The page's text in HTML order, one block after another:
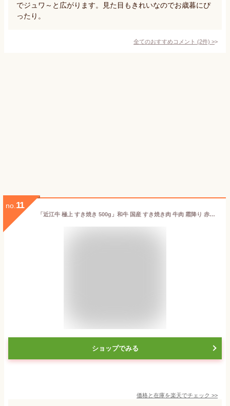
でジュワ～と広がります。見た目もきれいなのでお歳暮にぴ
ったり。
全てのおすすめコメント (2件) >
no. 11
「近江牛 極上 すき焼き 500g」和牛 国産 すき焼き肉 牛肉 霜降り 赤身 高級 ブランド牛 肉 お肉 お歳暮 御歳暮 冬ギフト 2025 グルメ ギフト プレゼント お取り寄せ お祝い 内祝い 御礼
ショップでみる
価格と在庫を楽天でチェック >>